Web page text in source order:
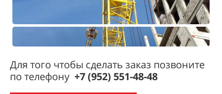
Для того чтобы сделать заказ позвоните
по телефону +7 (952) 551-48-48